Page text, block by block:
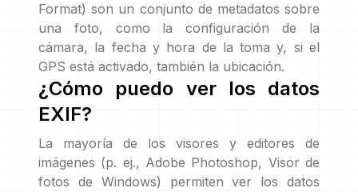
Format) son un conjunto de metadatos sobre
una foto, como la configuración de la
cámara, la fecha y hora de la toma y, si el
GPS está activado, también la ubicación.
¿Cómo puedo ver los datos
EXIF?
La mayoría de los visores y editores de
imágenes (p. ej., Adobe Photoshop, Visor de
fotos de Windows) permiten ver los datos